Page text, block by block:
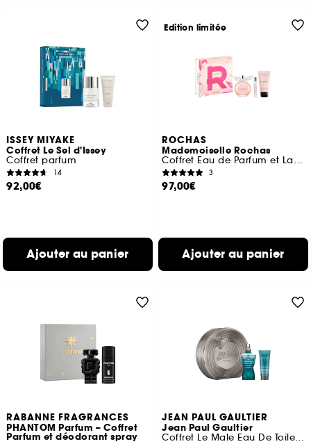
ISSEY MIYAKE
Coffret Le Sel d'Issey
Coffret parfum
14
92,00€
Ajouter au panier
ROCHAS
Mademoiselle Rochas
Coffret Eau de Parfum et Lait Corps
3
97,00€
Ajouter au panier
Edition limitée
RABANNE FRAGRANCES
PHANTOM Parfum – Coffret
Parfum et déodorant spray
JEAN PAUL GAULTIER
Jean Paul Gaultier
Coffret Le Male Eau De Toilette et Lotion pour le Corps